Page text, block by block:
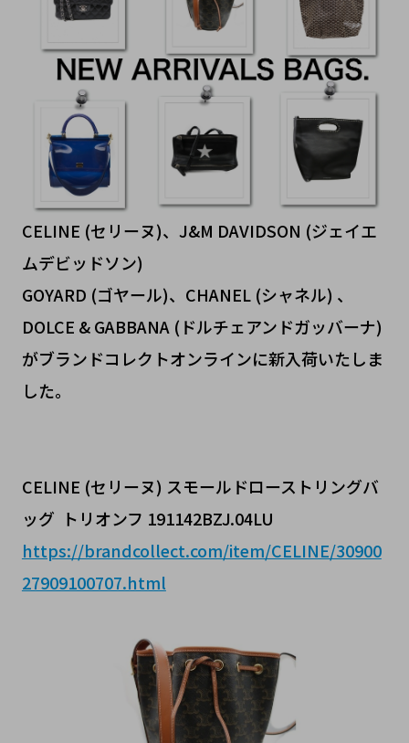
CELINE (セリーヌ)、J&M DAVIDSON (ジェイエ
ムデビッドソン)
GOYARD (ゴヤール)、CHANEL (シャネル) 、
DOLCE & GABBANA (ドルチェアンドガッバーナ)
がブランドコレクトオンラインに新入荷いたしま
した。
CELINE (セリーヌ) スモールドローストリングバ
ッグ トリオンフ 191142BZJ.04LU
https://brandcollect.com/item/CELINE/30900
27909100707.html